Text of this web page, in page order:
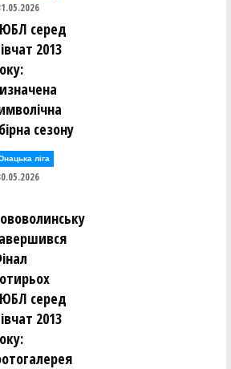
серед
2013
сезону
ліга
серед
2013